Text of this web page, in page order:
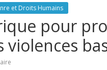
et Droits Humains
pour